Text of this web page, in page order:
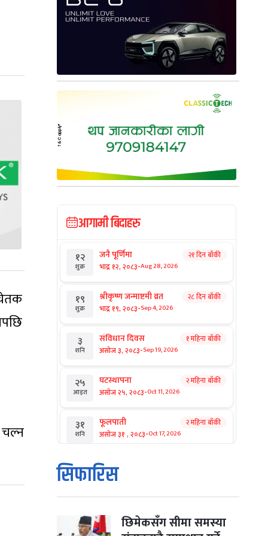
आगामी बिदाहरु
१२
शुक्र
जनै पूर्णिमा
भाद्र १२, २०८३-Aug 28, 2026
२१ दिन बाँकी
१९
शुक्र
श्रीकृष्ण जन्माष्टमी व्रत
भाद्र १९, २०८३-Sep 4, 2026
२८ दिन बाँकी
३
शनि
संविधान दिवस
असोज ३, २०८३-Sep 19, 2026
१ महिना बाँकी
२५
आइत
घटस्थापना
असोज २५, २०८३-Oct 11, 2026
२ महिना बाँकी
३१
शनि
फूलपाती
असोज ३१ , २०८३-Oct 17, 2026
२ महिना बाँकी
१
आइत
कार्तिक सङ्क्रान्ति
कार्तिक १, २०८३
मंगल कार्तिक ३, २०८३-Oct 20, 2026
सिफारिस
छिमेकसँग सीमा समस्या